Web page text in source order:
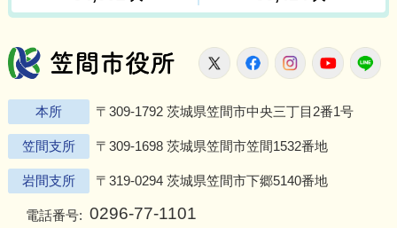
笠間市役所
X FacebookInstagram
本所 〒309-1792 茨城県笠間市中央三丁目2番1号
笠間支所 〒309-1698 茨城県笠間市笠間1532番地
岩間支所 〒319-0294 茨城県笠間市下郷5140番地
電話番号: 0296-77-1101